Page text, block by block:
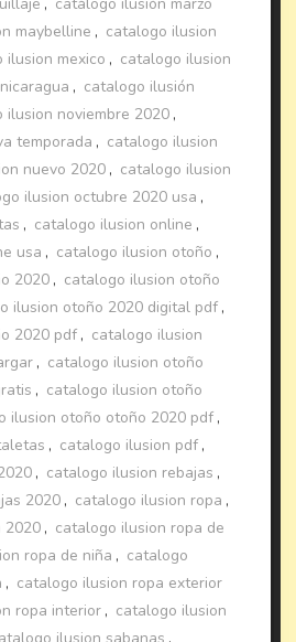
maybelline , catalogo ilusion
ilusion mexico , catalogo ilusion
, catalogo ilusión
ilusion noviembre 2020 ,
temporada , catalogo ilusion
nuevo 2020 , catalogo ilusion
ilusion octubre 2020 usa ,
, catalogo ilusion online ,
usa , catalogo ilusion otoño ,
2020 , catalogo ilusion otoño
ilusion otoño 2020 digital pdf ,
2020 pdf , catalogo ilusion
, catalogo ilusion otoño
, catalogo ilusion otoño
ilusion otoño otoño 2020 pdf ,
, catalogo ilusion pdf ,
, catalogo ilusion rebajas ,
2020 , catalogo ilusion ropa ,
2020 , catalogo ilusion ropa de
ropa de niña , catalogo
, catalogo ilusion ropa exterior
ropa interior , catalogo ilusion
ilusion sabanas ,